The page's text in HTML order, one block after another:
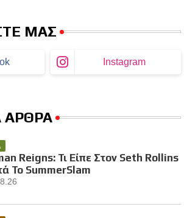
ΜΑΣ
Instagram
ΑΡΘΡΑ
Reigns: Τι Είπε Στον Seth Rollins
Το SummerSlam